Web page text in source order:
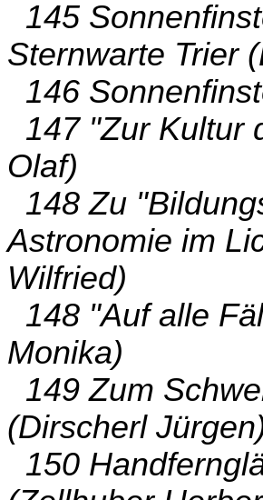
145
Sternwarte Trier
146
147 "Zur Kultur
Olaf)
148 Zu
Astronomie im
Wilfried)
148 "Auf alle
Monika)
149 Zum
(Dirscherl
150